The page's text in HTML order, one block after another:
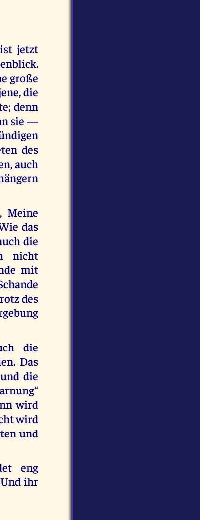
jetzt
große
die
denn
sie —
des
auch
Meine
das
die
nicht
mit
des
die
Das
die
wird
wird
und
eng
ihr